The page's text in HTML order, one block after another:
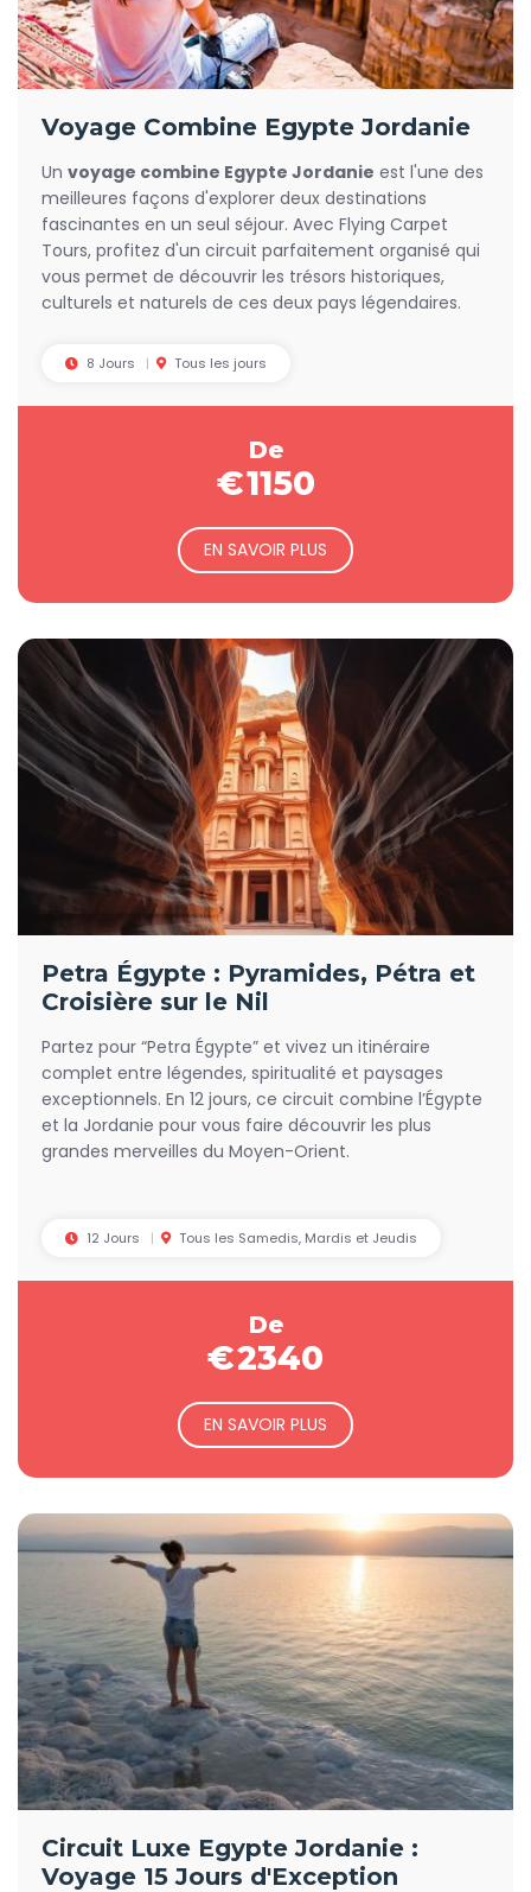
ensuite les dunes ocres deWadi Rum, surnommé la Vallée
de la Lune, avant de flotter sans effort dans les eaux salées
de laMer Morte. Une halte au mont Nébo, d'où Moïse aurait
aperçu la Terre promise, ajoute une dimension spirituelle à
votre voyage.
Flying Carpet Tours propose plusieurs formules de
circuit
combiné Égypte Jordanie , de 8 à 15 jours, adaptées à
tous les rythmes et tous les budgets, du voyage classique
entre pyramides et Pétra jusqu'au circuit de luxe incluant
une croisière 5 étoiles sur le Nil. Chaque itinéraire est
encadré par des guides francophones expérimentés et
peut être entièrement personnalisé selon vos envies.
Que vous soyez passionné d'histoire, d'archéologie ou
mondes en un seul voyage. Demandez dès maintenant
votre devis gratuit et laissez nos experts concevoir
l'aventure égypto-jordanienne de vos rêves.
Voyage Combine Egypte Jordanie
Un voyage combine Egypte Jordanie est l'une des
meilleures façons d'explorer deux destinations
fascinantes en un seul séjour. Avec Flying Carpet
Tours, profitez d'un circuit parfaitement organisé qui
vous permet de découvrir les trésors historiques,
culturels et naturels de ces deux pays légendaires.
8 Jours Tous les jours
De
€1150
EN SAVOIR PLUS
Petra Égypte : Pyramides, Pétra et
Croisière sur le Nil
Partez pour “Petra Égypte” et vivez un itinéraire
complet entre légendes, spiritualité et paysages
exceptionnels. En 12 jours, ce circuit combine l’Égypte
et la Jordanie pour vous faire découvrir les plus
grandes merveilles du Moyen-Orient.
12 Jours Tous les Samedis, Mardis et Jeudis
De
€2340
EN SAVOIR PLUS
Circuit Luxe Egypte Jordanie :
Voyage 15 Jours d'Exception